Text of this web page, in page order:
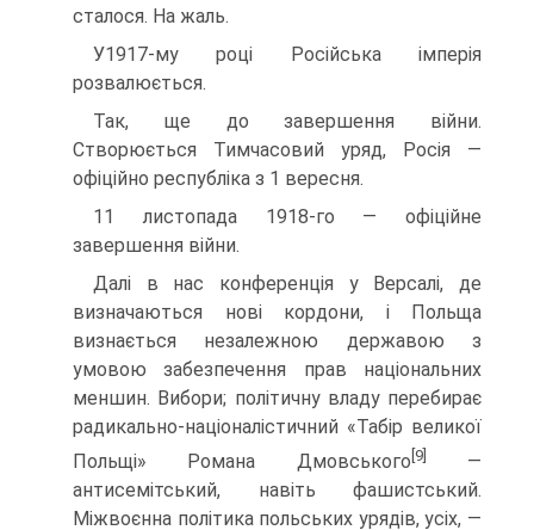
сталося. На жаль.
У1917-му році Російська імперія
розвалюється.
Так, ще до завершення війни.
Створюється Тим­часовий уряд, Росія —
офіційно республіка з 1 вересня.
11 листопада 1918-го — офіційне
завершення війни.
Далі в нас конференція у Версалі, де
визначаються нові кордони, і Польща
визнається незалежною держа­вою з
умовою забезпечення прав національних
меншин. Вибори; політичну владу перебирає
радикально-націона­лістичний «Табір великої
Польщі» Романа Дмовського [9]
—
антисемітський, навіть фашистський.
Міжвоєнна політи­ка польських урядів, усіх, —